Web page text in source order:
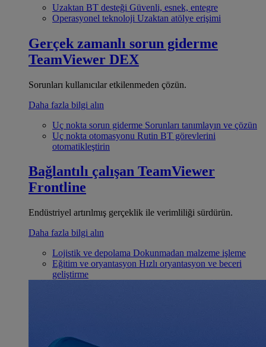
Uzaktan BT desteği Güvenli, esnek, entegre
Operasyonel teknoloji Uzaktan atölye erişimi
Gerçek zamanlı sorun giderme
TeamViewer DEX
Sorunları kullanıcılar etkilenmeden çözün.
Daha fazla bilgi alın
Uç nokta sorun giderme Sorunları tanımlayın ve çözün
Uç nokta otomasyonu Rutin BT görevlerini
otomatikleştirin
Bağlantılı çalışan TeamViewer
Frontline
Endüstriyel artırılmış gerçeklik ile verimliliği sürdürün.
Daha fazla bilgi alın
Lojistik ve depolama Dokunmadan malzeme işleme
Eğitim ve oryantasyon Hızlı oryantasyon ve beceri
geliştirme